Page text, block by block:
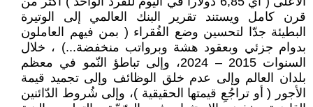
قرن كامل ويستند تقرير البنك العالمي إلى الوتيرة
البطيئة جدّا لتحسين وضع الفُقراء ( بمن فيهم العاملون
بدوام جزئي وبعقود هشة وبرواتب منخفضة...) ، خلال
السنوات 2015 – 2024، وإلى تباطؤ النّمو في معظم
بلدان العالم وإلى عدم خلق الوظائف وإلى تجميد قيمة
الأجور ( أو تراجُعِ قيمتها الحقيقية )، وإلى شُروط الدّائنين